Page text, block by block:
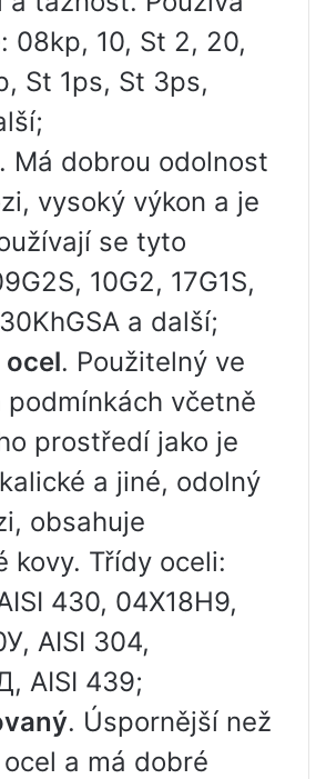
08kp, 10, St 2, 20,
St 1ps, St 3ps,
. Má dobrou odolnost
vysoký výkon a je
se tyto
10G2, 17G1S,
a další;
ocel. Použitelný ve
podmínkách včetně
prostředí jako je
a jiné, odolný
obsahuje
kovy. Třídy oceli:
430, 04Х18Н9,
AISI 304,
AISI 439;
. Úspornější než
a má dobré